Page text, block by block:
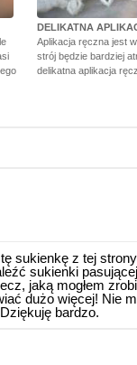
DELIKATNA
Aplikacja ręczna jest
strój będzie bardziej
delikatna aplikacja
sukienkę z tej
sukienki
jaką mogłem
dużo więcej! Nie
bardzo.